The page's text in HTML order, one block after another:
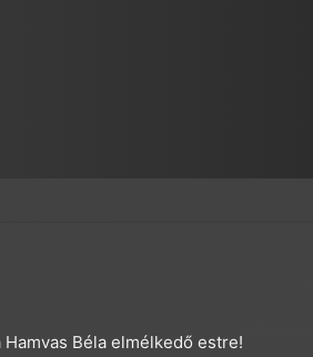
Béla elmélkedő estre!